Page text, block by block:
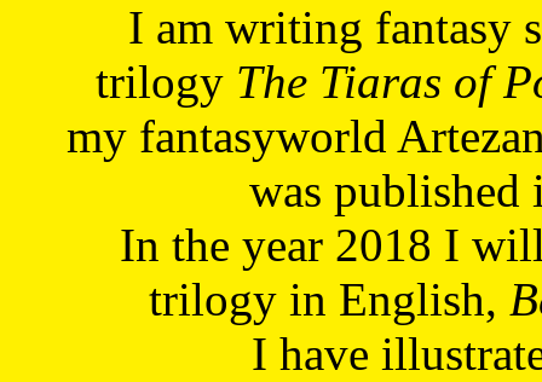
I am writing fantasy
trilogy The Tiaras of
my fantasyworld
was published
In the year 2018 I
trilogy in English,
I have